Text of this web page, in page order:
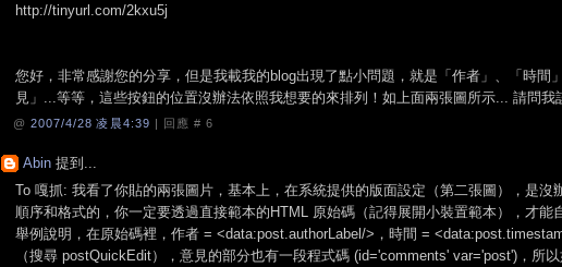
http://tinyurl.com/2kxu5j
您好，非常感謝您的分享，但是我載我的blog出現了點小問題，就是「作者」、「時間
見」...等等，這些按鈕的位置沒辦法依照我想要的來排列！如上面兩張圖所示... 請問我
@ 2007/4/28 凌晨4:39 | 回應 #6
Abin 提到...
To 嘎抓: 我看了你貼的兩張圖片，基本上，在系統提供的版面設定（第二張圖），是沒
順序和格式的，你一定要透過直接範本的HTML 原始碼（記得展開小裝置範本），才能
舉例說明，在原始碼裡，作者 = <data:post.authorLabel/>，時間 =
（搜尋 postQuickEdit），意見的部分也有一段程式碼 (id='comments' var='post')，所